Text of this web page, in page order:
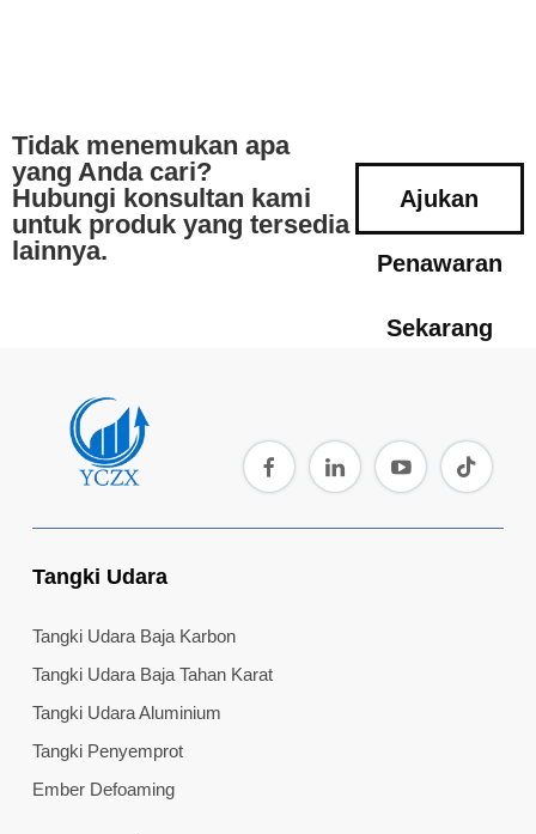
Tidak menemukan apa
yang Anda cari?
Hubungi konsultan kami
untuk produk yang tersedia
lainnya.
Ajukan
Penawaran
Sekarang
Tangki Udara
Tangki Udara Baja Karbon
Tangki Udara Baja Tahan Karat
Tangki Udara Aluminium
Tangki Penyemprot
Ember Defoaming